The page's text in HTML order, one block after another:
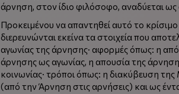
άρνηση, στον ίδιο φιλόσοφο, αναδύεται
Προκειμένου να απαντηθεί αυτό το
διερευνώνται εκείνα τα στοιχεία που
αγωνίας της άρνησης· αφορμές όπως: η
άρνησης ως αγωνίας, η απουσία της
κοινωνίας· τρόποι όπως: η διακύβευση
(από την Άρνηση στις αρνήσεις) και ως